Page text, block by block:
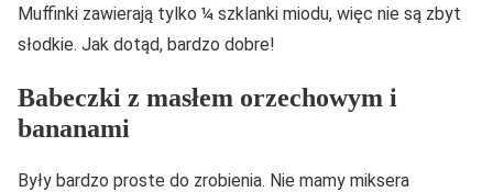
Muffinki zawierają tylko ¼ szklanki miodu, więc nie są zbyt
słodkie. Jak dotąd, bardzo dobre!
Babeczki z masłem orzechowym i
bananami
Były bardzo proste do zrobienia. Nie mamy miksera